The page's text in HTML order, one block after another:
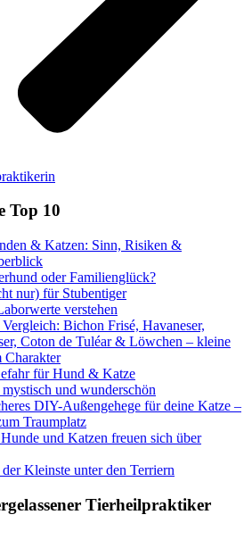
Top 10
& Katzen: Sinn, Risiken &
oder Familienglück?
nur) für Stubentiger
verstehen
Bichon Frisé, Havaneser,
Coton de Tuléar & Löwchen – kleine
Charakter
für Hund & Katze
und wunderschön
DIY-Außengehege für deine Katze –
Traumplatz
und Katzen freuen sich über
Kleinste unter den Terriern
Tierheilpraktiker